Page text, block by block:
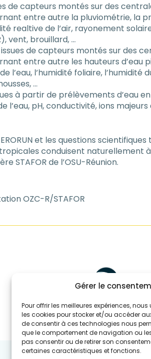
Gérer le
Pour offrir les meilleures expériences,
les cookies pour stocker et/ou accéder
de consentir à ces technologies nous
que le comportement de navigation ou
pas consentir ou de retirer son
certaines caractéristiques et fonctions.
de capteurs montés sur des
entre autre la pluviométrie, la
realtive de l’air, rayonement
vent, brouillard, …
de capteurs montés sur des
entre autre les hauteurs d’eau
l’humidité foliaire, l’humidité
…
à partir de prélèvements d’eau
pH, conductivité, ions
et les questions
conduisent naturellement
STAFOR de l’OSU-Réunion.
OZC-R/STAFOR